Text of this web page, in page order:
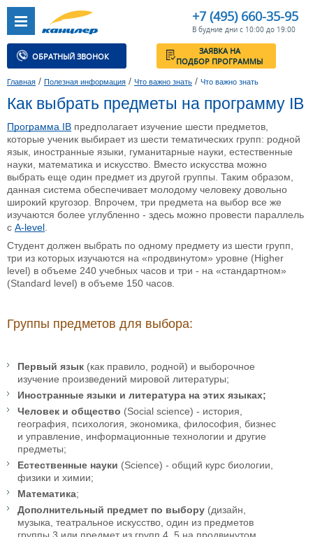
+7 (495) 660-35-95
В будние дни с 10:00 до 19:00
ОБРАТНЫЙ ЗВОНОК
ЗАЯВКА НА
ПОДБОР ПРОГРАММЫ
Главная / Полезная информация / Что важно знать / Что важно знать
Как выбрать предметы на программу IB
Программа IB предполагает изучение шести предметов,
которые ученик выбирает из шести тематических групп: родной
язык, иностранные языки, гуманитарные науки, естественные
науки, математика и искусство. Вместо искусства можно
выбрать еще один предмет из другой группы. Таким образом,
данная система обеспечивает молодому человеку довольно
широкий кругозор. Впрочем, три предмета на выбор все же
изучаются более углубленно - здесь можно провести параллель
с A-level
Студент должен выбрать по одному предмету из шести групп,
три из которых изучаются на «продвинутом» уровне (Higher
level) в объеме 240 учебных часов и три - на «стандартном»
(Standard level) в объеме 150 часов.
Группы предметов для выбора:
Первый язык (как правило, родной) и выборочное
изучение произведений мировой литературы;
Иностранные языки и литература на этих языках;
Человек и общество (Social science) - история,
география, психология, экономика, философия, бизнес
и управление, информационные технологии и другие
предметы;
Естественные науки (Science) - общий курс биологии,
физики и химии;
Математика;
Дополнительный предмет по выбору (дизайн,
музыка, театральное искусство, один из предметов